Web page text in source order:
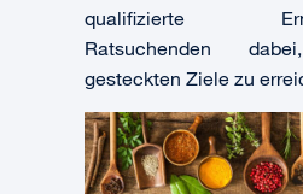
qualifizierte
Ratsuchenden
gesteckten Ziele zu